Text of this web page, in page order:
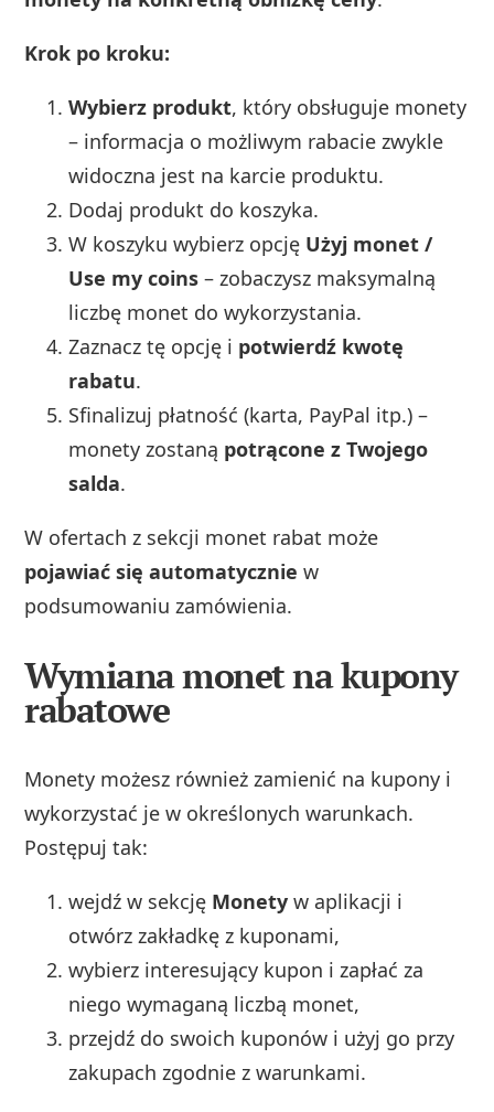
Krok po kroku:
Wybierz produkt, który obsługuje monety
– informacja o możliwym rabacie zwykle
widoczna jest na karcie produktu.
Dodaj produkt do koszyka.
W koszyku wybierz opcję Użyj monet /
Use my coins – zobaczysz maksymalną
liczbę monet do wykorzystania.
Zaznacz tę opcję i potwierdź kwotę
rabatu.
Sfinalizuj płatność (karta, PayPal itp.) –
monety zostaną potrącone z Twojego
salda.
W ofertach z sekcji monet rabat może
pojawiać się automatycznie w
podsumowaniu zamówienia.
Wymiana monet na kupony
rabatowe
Monety możesz również zamienić na kupony i
wykorzystać je w określonych warunkach.
Postępuj tak:
wejdź w sekcję Monety w aplikacji i
otwórz zakładkę z kuponami,
wybierz interesujący kupon i zapłać za
niego wymaganą liczbą monet,
przejdź do swoich kuponów i użyj go przy
zakupach zgodnie z warunkami.